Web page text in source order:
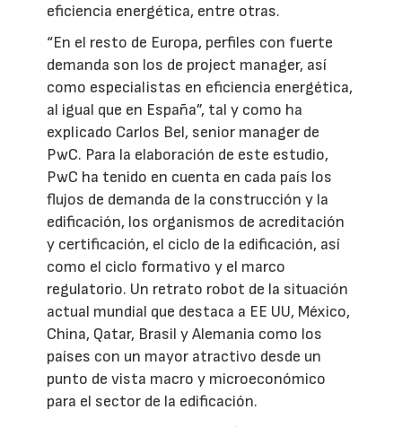
eficiencia energética, entre otras.
“En el resto de Europa, perfiles con fuerte
demanda son los de project manager, así
como especialistas en eficiencia energética,
al igual que en España”, tal y como ha
explicado Carlos Bel, senior manager de
PwC. Para la elaboración de este estudio,
PwC ha tenido en cuenta en cada país los
flujos de demanda de la construcción y la
edificación, los organismos de acreditación
y certificación, el ciclo de la edificación, así
como el ciclo formativo y el marco
regulatorio. Un retrato robot de la situación
actual mundial que destaca a EE UU, México,
China, Qatar, Brasil y Alemania como los
países con un mayor atractivo desde un
punto de vista macro y microeconómico
para el sector de la edificación.